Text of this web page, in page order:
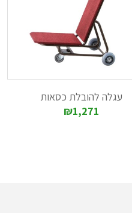
עגלה להובלת כסאות
₪1,271